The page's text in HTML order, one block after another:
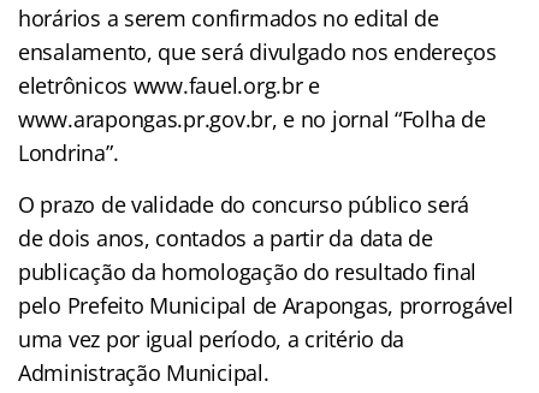
horários a serem confirmados no edital de
ensalamento, que será divulgado nos endereços
eletrônicos www.fauel.org.br e
www.arapongas.pr.gov.br, e no jornal “Folha de
Londrina”.
O prazo de validade do concurso público será
de dois anos, contados a partir da data de
publicação da homologação do resultado final
pelo Prefeito Municipal de Arapongas, prorrogável
uma vez por igual período, a critério da
Administração Municipal.